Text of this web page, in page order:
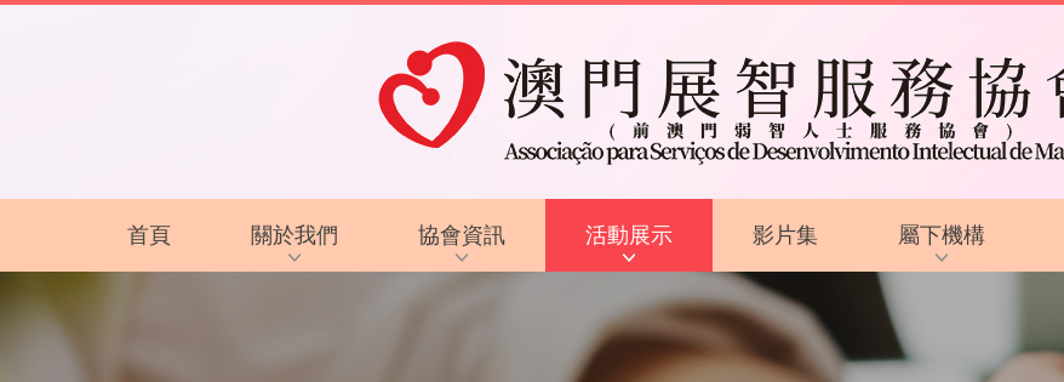
首頁 關於我們 協會資訊 活動展示
活動花絮
活動預告
影片集 屬下機構
啟智學校
啟智早期訓練中心